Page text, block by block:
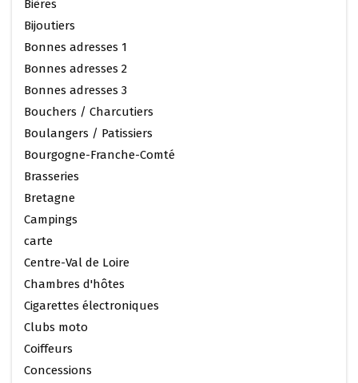
Bières
Bijoutiers
Bonnes adresses 1
Bonnes adresses 2
Bonnes adresses 3
Bouchers / Charcutiers
Boulangers / Patissiers
Bourgogne-Franche-Comté
Brasseries
Bretagne
Campings
carte
Centre-Val de Loire
Chambres d'hôtes
Cigarettes électroniques
Clubs moto
Coiffeurs
Concessions